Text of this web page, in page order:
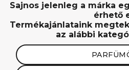
Sajnos jelenleg a márka
érhető
Termékajánlataink
az alábbi